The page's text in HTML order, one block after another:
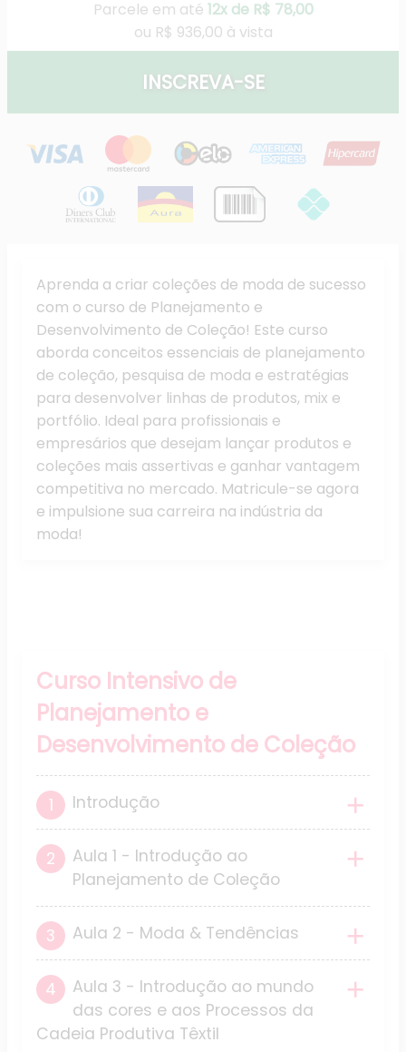
Aprenda a criar coleções de moda de sucesso
com o curso de Planejamento e
Desenvolvimento de Coleção! Este curso
aborda conceitos essenciais de planejamento
de coleção, pesquisa de moda e estratégias
para desenvolver linhas de produtos, mix e
portfólio. Ideal para profissionais e
empresários que desejam lançar produtos e
coleções mais assertivas e ganhar vantagem
competitiva no mercado. Matricule-se agora
e impulsione sua carreira na indústria da
moda!
Curso Intensivo de
Planejamento e
Desenvolvimento de Coleção
Introdução
Aula 1 - Introdução ao
Planejamento de Coleção
Aula 2 - Moda & Tendências
Aula 3 - Introdução ao mundo
das cores e aos Processos da
Cadeia Produtiva Têxtil
Parcele em até 12x de R$ 78,00
ou R$ 936,00 à vista
INSCREVA-SE